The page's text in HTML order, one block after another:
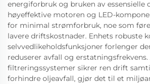
energiforbruk og bruken av essensielle
høyeffektive motoren og LED-
for minimal strømforbruk, noe som
lavere driftskostnader. Enhets robuste
selvvedlikeholdsfunksjoner forlenger
reduserer avfall og erstatningsfrekvens.
filtreringssystemer sikrer ren drift
forhindre oljeavfall, gjør det til et